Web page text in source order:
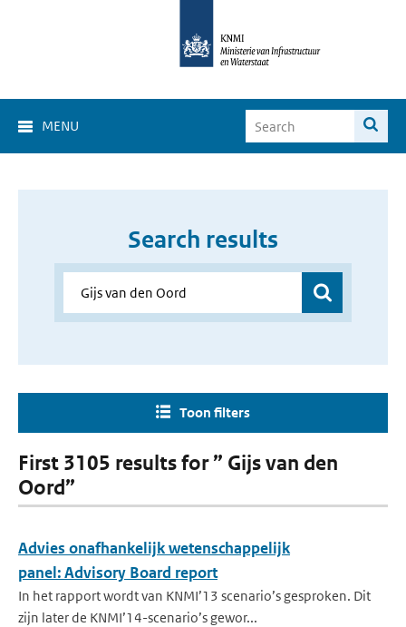
MENU
Search results
Toon filters
First 3105 results for ” Gijs van den
Oord”
Advies onafhankelijk wetenschappelijk
panel: Advisory Board report
In het rapport wordt van KNMI’13 scenario’s gesproken. Dit
zijn later de KNMI’14-scenario’s gewor...